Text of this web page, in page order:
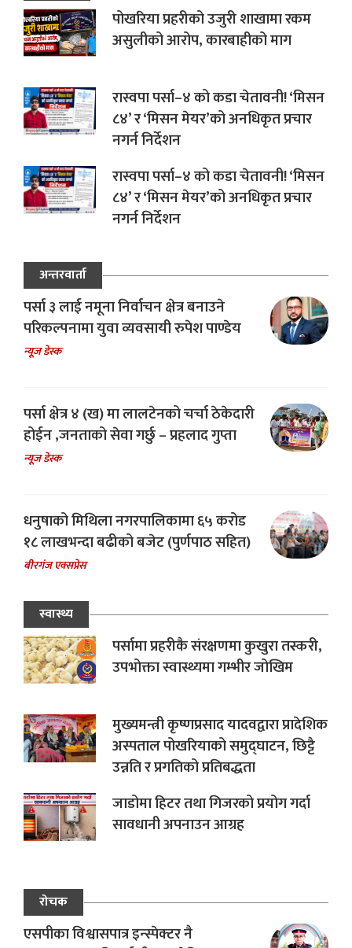
पोखरिया प्रहरीको उजुरी शाखामा रकम
असुलीको आरोप, कारबाहीको माग
रास्वपा पर्सा–४ को कडा चेतावनी! ‘मिसन
८४’ र ‘मिसन मेयर’को अनधिकृत प्रचार
नगर्न निर्देशन
रास्वपा पर्सा–४ को कडा चेतावनी! ‘मिसन
८४’ र ‘मिसन मेयर’को अनधिकृत प्रचार
नगर्न निर्देशन
अन्तरवार्ता
पर्सा ३ लाई नमूना निर्वाचन क्षेत्र बनाउने
परिकल्पनामा युवा व्यवसायी रुपेश पाण्डेय
न्यूज डेस्क
पर्सा क्षेत्र ४ (ख) मा लालटेनको चर्चा ठेकेदारी
होईन ,जनताको सेवा गर्छु – प्रहलाद गुप्ता
न्यूज डेस्क
धनुषाको मिथिला नगरपालिकामा ६५ करोड
१८ लाखभन्दा बढीको बजेट (पुर्णपाठ सहित)
बीरगंज एक्सप्रेस
स्वास्थ्य
पर्सामा प्रहरीकै संरक्षणमा कुखुरा तस्करी,
उपभोक्ता स्वास्थ्यमा गम्भीर जोखिम
मुख्यमन्त्री कृष्णप्रसाद यादवद्वारा प्रादेशिक
अस्पताल पोखरियाको समुद्घाटन, छिट्टै
उन्नति र प्रगतिको प्रतिबद्धता
जाडोमा हिटर तथा गिजरको प्रयोग गर्दा
सावधानी अपनाउन आग्रह
रोचक
एसपीका विश्वासपात्र इन्स्पेक्टर नै